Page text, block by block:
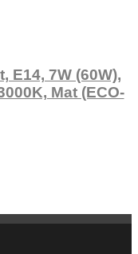
E14, 7W (60W),
Mat (ECO-